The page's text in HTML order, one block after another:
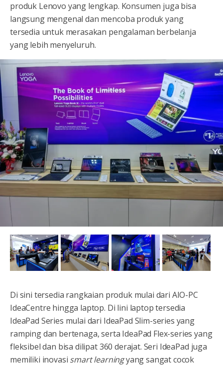
produk Lenovo yang lengkap. Konsumen juga bisa
langsung mengenal dan mencoba produk yang
tersedia untuk merasakan pengalaman berbelanja
yang lebih menyeluruh.
Di sini tersedia rangkaian produk mulai dari AIO-PC
IdeaCentre hingga laptop. Di lini laptop tersedia
IdeaPad Series mulai dari IdeaPad Slim-series yang
ramping dan bertenaga, serta IdeaPad Flex-series yang
fleksibel dan bisa dilipat 360 derajat. Seri IdeaPad juga
memiliki inovasi smart learningyang sangat cocok